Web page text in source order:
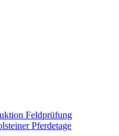
Feldprüfung
Pferdetage